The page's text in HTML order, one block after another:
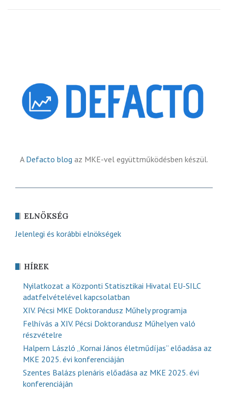
A Defacto blog az MKE-vel együttműködésben készül.
ELNÖKSÉG
Jelenlegi és korábbi elnökségek
HÍREK
Nyilatkozat a Központi Statisztikai Hivatal EU-SILC
adatfelvételével kapcsolatban
XIV. Pécsi MKE Doktorandusz Műhely programja
Felhívás a XIV. Pécsi Doktorandusz Műhelyen való
részvételre
Halpern László „Kornai János életműdíjas” előadása az
MKE 2025. évi konferenciáján
Szentes Balázs plenáris előadása az MKE 2025. évi
konferenciáján